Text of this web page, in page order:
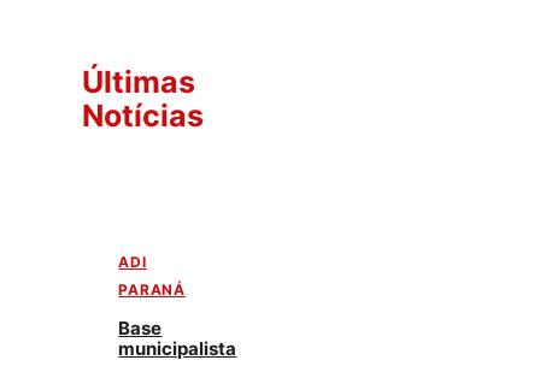
Últimas
Notícias
ADI
PARANÁ
Base
municipalista